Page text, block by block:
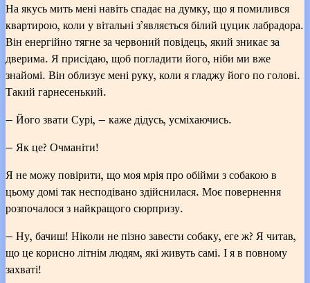
На якусь мить мені навіть спадає на думку, що я помилився
квартирою, коли у вітальні з’являється білий цуцик лабрадора.
Він енергійно тягне за червоний повідець, який зникає за
дверима. Я присідаю, щоб погладити його, ніби ми вже
знайомі. Він облизує мені руку, коли я гладжу його по голові.
Такий гарнесенький.
— Його звати Сурі, — каже дідусь, усміхаючись.
— Як це? Очманіти!
Я не можу повірити, що моя мрія про обійми з собакою в
цьому домі так несподівано здійснилася. Моє повернення
розпочалося з найкращого сюрпризу.
— Ну, бачиш! Ніколи не пізно завести собаку, еге ж? Я читав,
що це корисно літнім людям, які живуть самі. І я в повному
захваті!